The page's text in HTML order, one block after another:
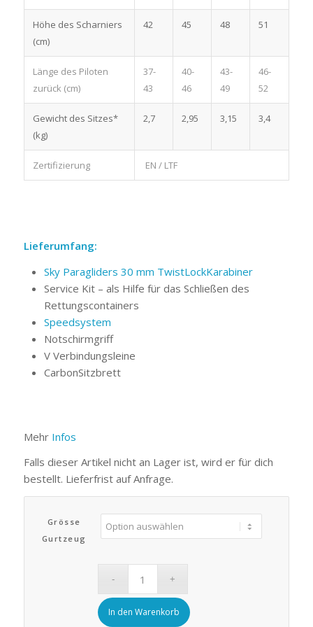
Höhe des Scharniers
(cm)
42 45 48 51
Länge des Piloten
zurück (cm)
37-
43
40-
46
43-
49
46-
52
Gewicht des Sitzes*
(kg)
2,7 2,95 3,15 3,4
Zertifizierung EN / LTF
Lieferumfang:
Sky Paragliders 30 mm TwistLockKarabiner
Service Kit – als Hilfe für das Schließen des
Rettungscontainers
Speedsystem
Notschirmgriff
V Verbindungsleine
CarbonSitzbrett
Mehr Infos
Falls dieser Artikel nicht an Lager ist, wird er für dich
bestellt. Lieferfrist auf Anfrage.
Grösse
Gurtzeug
In den Warenkorb